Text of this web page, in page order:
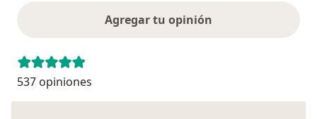
Agregar tu opinión
537 opiniones